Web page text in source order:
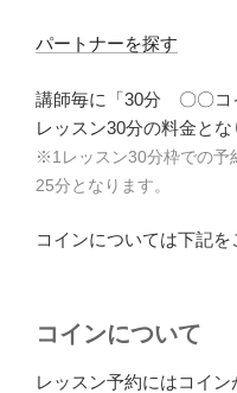
パートナーを探す
講師毎に「30分 〇〇コ
レッスン30分の料金とな
※1レッスン30分枠での予
25分となります。
コインについては下記を
コインについて
レッスン予約にはコイン